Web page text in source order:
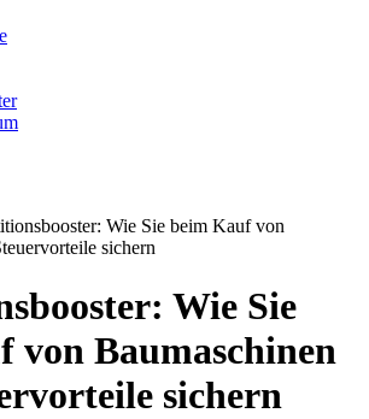
Wie Sie beim Kauf von
sichern
Wie Sie
von Baumaschinen
sichern